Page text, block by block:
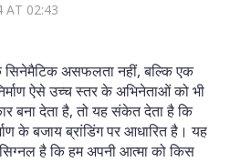
AT 02:43
असफलता नहीं, बल्कि एक
ऐसे उच्च स्तर के अभिनेताओं को भी
बना देता है, तो यह संकेत देता है कि
के बजाय ब्रांडिंग पर आधारित है। यह
है कि हम अपनी आत्मा को किस